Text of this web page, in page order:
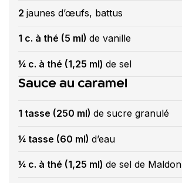
2 jaunes d’œufs, battus
1 c. à thé (5 ml) de vanille
¼ c. à thé (1,25 ml) de sel
Sauce au caramel
1 tasse (250 ml) de sucre granulé
¼ tasse (60 ml) d’eau
¼ c. à thé (1,25 ml) de sel de Maldon